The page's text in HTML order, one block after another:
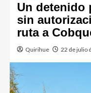
Un detenido
sin
ruta a
Quirihue 22 de julio